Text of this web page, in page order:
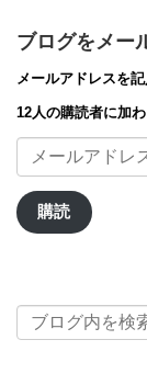
ブログをメー
メールアドレスを
12人の購読者に加
メ
ア
ド
購読